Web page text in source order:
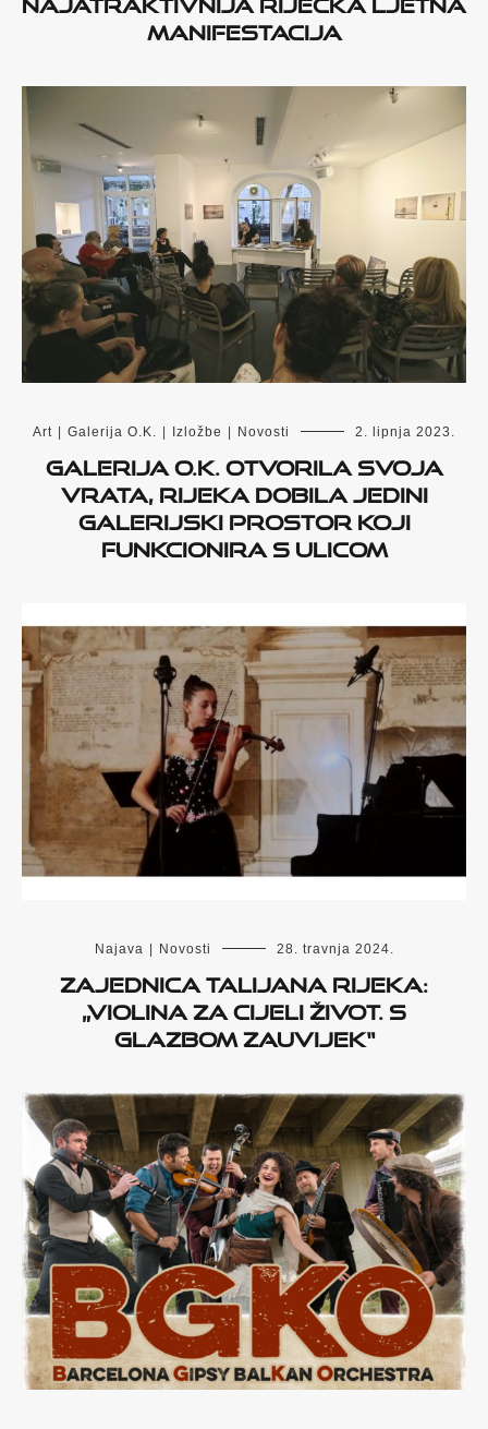
manifestacija
Art | Galerija O.K. | Izložbe | Novosti 2. lipnja 2023.
Galerija O.K. otvorila svoja
vrata, Rijeka dobila jedini
galerijski prostor koji
funkcionira s ulicom
Najava | Novosti 28. travnja 2024.
Zajednica Talijana Rijeka:
„Violina za cijeli život. S
glazbom zauvijek“